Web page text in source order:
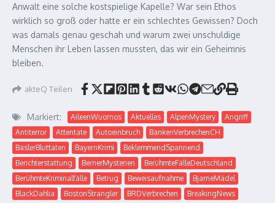
Anwalt eine solche kostspielige Kapelle? War sein Ethos
wirklich so groß oder hatte er ein schlechtes Gewissen? Doch
was damals genau geschah und warum zwei unschuldige
Menschen ihr Leben lassen mussten, das wir ein Geheimnis
bleiben.
akteQ Teilen
Markiert: AileenWuornos Aktuelles AlpenMystery
Angriff
Antiterror
Attentate Autoeinbruch
BankenVerbrechenCH
BaslerBluttaten
BayernKrimi
BeklemmendSpannend
Berichterstattung
BernerMysterien
BerühmteFälleDeutschland
BerühmteKriminalfälle
Betrug Beweisaufnahme
BjarneMädel
BlackDahlia
BostonStrangler BRDVerbrechen BreakingNews